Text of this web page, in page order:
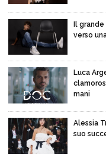
Il
verso
Luca
mani
Alessia
suo